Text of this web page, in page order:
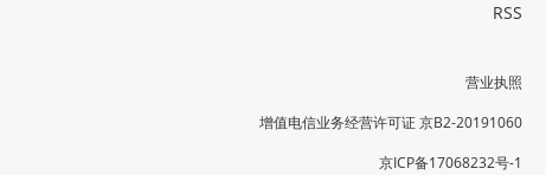
RSS
营业执照
增值电信业务经营许可证 京B2-20191060
京ICP备17068232号-1